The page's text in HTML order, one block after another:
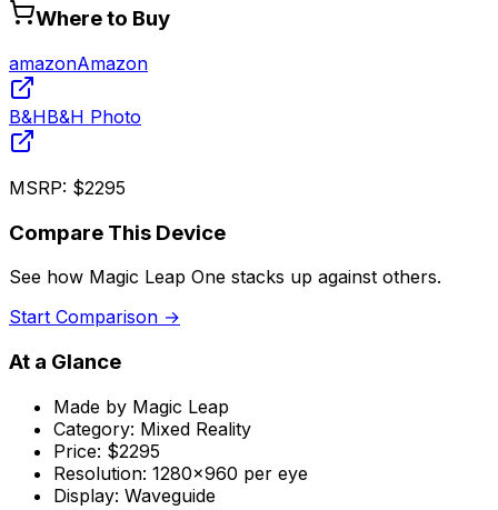
Where to Buy
amazonAmazon
B&HB&H Photo
MSRP: $2295
Compare This Device
See how Magic Leap One stacks up against others.
Start Comparison →
At a Glance
Made by Magic Leap
Category: Mixed Reality
Price: $2295
Resolution: 1280x960 per eye
Display: Waveguide